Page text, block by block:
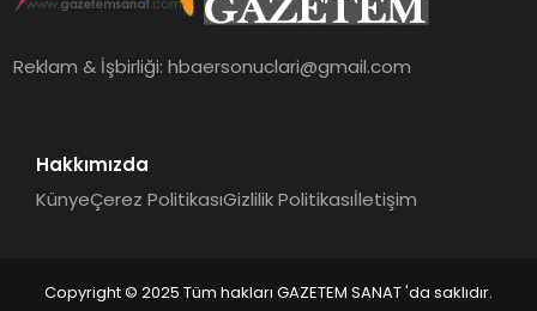
Reklam & İşbirliği:hbaersonuclari@gmail.com
Hakkımızda
KünyeÇerez PolitikasıGizlilik Politikasıİletişim
Copyright © 2025 Tüm hakları GAZETEM SANAT 'da saklıdır.